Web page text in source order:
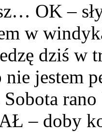
OK –
w
dziś w
nie jestem
– doby